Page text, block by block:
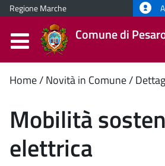
Regione Marche
Comune di
Contenuto
principale
Home Novità in Comune
Mobilità
elettrica